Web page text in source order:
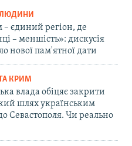
ЛЮДИНИ
єдиний регіон, де
– меншість»: дискусія
нової пам'ятної дати
КРИМ
влада обіцяє закрити
шлях українським
Севастополя. Чи реально